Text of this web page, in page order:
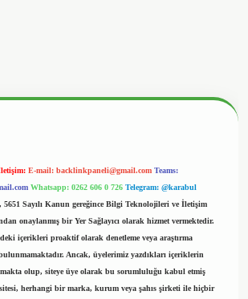
E-mail: backlinkpaneli@gmail.com Teams:
Whatsapp: 0262 606 0 726 Telegram: @karabul
5651 Sayılı Kanun gereğince Bilgi Teknolojileri ve İletişim
onaylanmış bir Yer Sağlayıcı olarak hizmet vermektedir.
içerikleri proaktif olarak denetleme veya araştırma
Ancak, üyelerimiz yazdıkları içeriklerin
olup, siteye üye olarak bu sorumluluğu kabul etmiş
herhangi bir marka, kurum veya şahıs şirketi ile hiçbir